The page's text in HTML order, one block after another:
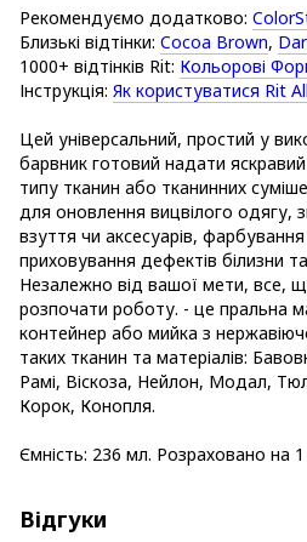
Рекомендуємо додатково:
Близькі відтінки: Cocoa Brown,
1000+ відтінків Rit: Кольорові
Інструкція: Як користуватися Rit
Цей універсальний, простий у
барвник готовий надати
типу тканин або тканинних
для оновлення вицвілого одягу,
взуття чи аксесуарів,
приховування дефектів білизни
Незалежно від вашої мети, все,
розпочати роботу. - це пральна
контейнер або мийка з
таких тканин та матеріалів:
Рамі, Віскоза, Нейлон, Модал,
Корок, Конопля.
Ємність: 236 мл. Розраховано на 1
Відгуки